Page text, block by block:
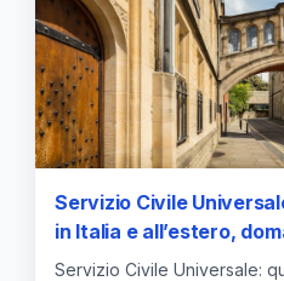
Servizio Civile
in Italia e all’estero,
2026 e riserva del 15%
Servizio Civile Universale: